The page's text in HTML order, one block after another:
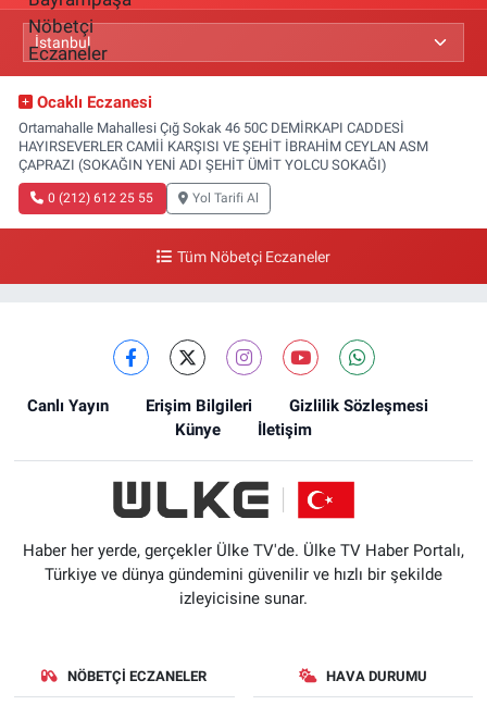
Ocaklı Eczanesi
Ortamahalle Mahallesi Çığ Sokak 46 50C DEMİRKAPI CADDESİ
HAYIRSEVERLER CAMİİ KARŞISI VE ŞEHİT İBRAHİM CEYLAN ASM
ÇAPRAZI (SOKAĞIN YENİ ADI ŞEHİT ÜMİT YOLCU SOKAĞI)
0 (212) 612 25 55 Yol Tarifi Al
Tüm Nöbetçi Eczaneler
Canlı Yayın Erişim Bilgileri
Gizlilik Sözleşmesi
Künye
İletişim
Haber her yerde, gerçekler Ülke TV'de. Ülke TV Haber Portalı,
Türkiye ve dünya gündemini güvenilir ve hızlı bir şekilde
izleyicisine sunar.
NÖBETÇI ECZANELER HAVA DURUMU